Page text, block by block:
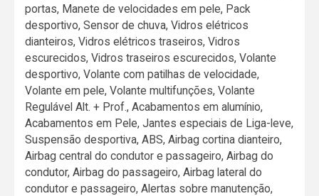
portas, Manete de velocidades em pele, Pack
desportivo, Sensor de chuva, Vidros elétricos
dianteiros, Vidros elétricos traseiros, Vidros
escurecidos, Vidros traseiros escurecidos, Volante
desportivo, Volante com patilhas de velocidade,
Volante em pele, Volante multifunções, Volante
Regulável Alt. + Prof., Acabamentos em alumínio,
Acabamentos em Pele, Jantes especiais de Liga-leve,
Suspensão desportiva, ABS, Airbag cortina dianteiro,
Airbag central do condutor e passageiro, Airbag do
condutor, Airbag do passageiro, Airbag lateral do
condutor e passageiro, Alertas sobre manutenção,